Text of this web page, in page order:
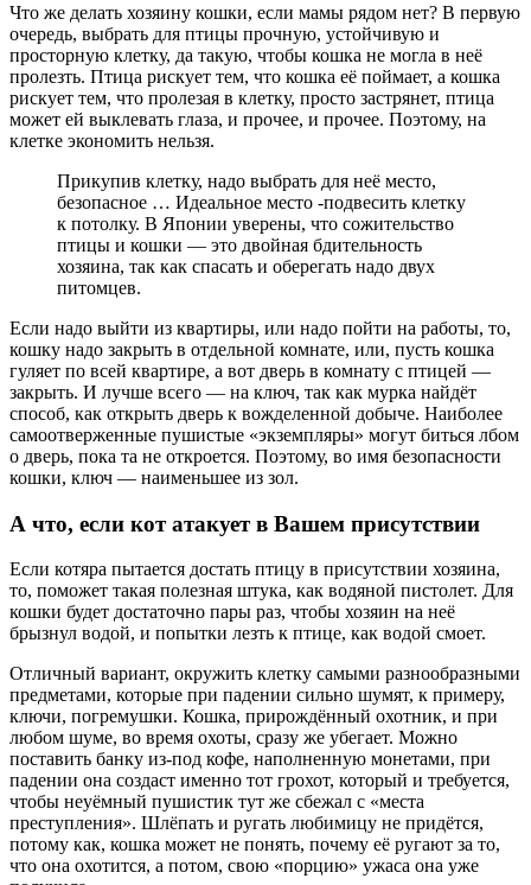
Что же делать хозяину кошки, если мамы рядом нет? В первую
очередь, выбрать для птицы прочную, устойчивую и
просторную клетку, да такую, чтобы кошка не могла в неё
пролезть. Птица рискует тем, что кошка её поймает, а кошка
рискует тем, что пролезая в клетку, просто застрянет, птица
может ей выклевать глаза, и прочее, и прочее. Поэтому, на
клетке экономить нельзя.
Прикупив клетку, надо выбрать для неё место,
безопасное … Идеальное место -подвесить клетку
к потолку. В Японии уверены, что сожительство
птицы и кошки — это двойная бдительность
хозяина, так как спасать и оберегать надо двух
питомцев.
Если надо выйти из квартиры, или надо пойти на работы, то,
кошку надо закрыть в отдельной комнате, или, пусть кошка
гуляет по всей квартире, а вот дверь в комнату с птицей —
закрыть. И лучше всего — на ключ, так как мурка найдёт
способ, как открыть дверь к вожделенной добыче. Наиболее
самоотверженные пушистые «экземпляры» могут биться лбом
о дверь, пока та не откроется. Поэтому, во имя безопасности
кошки, ключ — наименьшее из зол.
А что, если кот атакует в Вашем присутствии
Если котяра пытается достать птицу в присутствии хозяина,
то, поможет такая полезная штука, как водяной пистолет. Для
кошки будет достаточно пары раз, чтобы хозяин на неё
брызнул водой, и попытки лезть к птице, как водой смоет.
Отличный вариант, окружить клетку самыми разнообразными
предметами, которые при падении сильно шумят, к примеру,
ключи, погремушки. Кошка, прирождённый охотник, и при
любом шуме, во время охоты, сразу же убегает. Можно
поставить банку из-под кофе, наполненную монетами, при
падении она создаст именно тот грохот, который и требуется,
чтобы неуёмный пушистик тут же сбежал с «места
преступления». Шлёпать и ругать любимицу не придётся,
потому как, кошка может не понять, почему её ругают за то,
что она охотится, а потом, свою «порцию» ужаса она уже